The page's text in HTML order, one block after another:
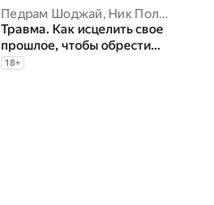
Педрам Шоджай, Ник Полиззи
Травма. Как исцелить свое
прошлое, чтобы обрести
свободу в настоящем
18+